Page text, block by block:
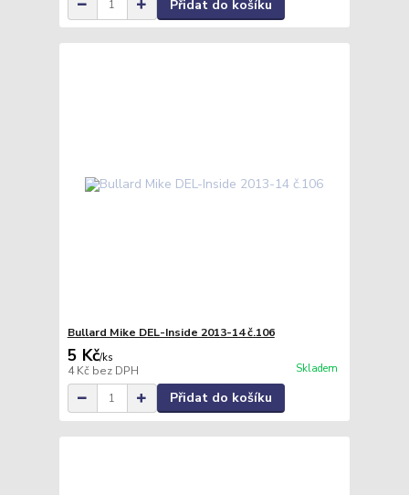
Přidat do košíku
Bullard Mike DEL-Inside 2013-14 č.106
5 Kč/ks
4 Kč bez DPH Skladem
Přidat do košíku